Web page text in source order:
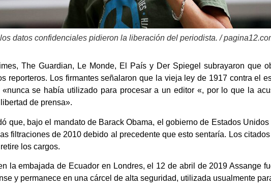
datos confidenciales pidieron la liberación del periodista. /
The Guardian, Le Monde, El País y Der Spiegel subrayaron que
reporteros. Los firmantes señalaron que la vieja ley de 1917 contra el
se había utilizado para procesar a un editor «, por lo que la
de prensa».
que, bajo el mandato de Barack Obama, el gobierno de Estados
filtraciones de 2010 debido al precedente que esto sentaría. Los
los cargos.
la embajada de Ecuador en Londres, el 12 de abril de 2019 Assange
y permanece en una cárcel de alta seguridad, utilizada usualmente